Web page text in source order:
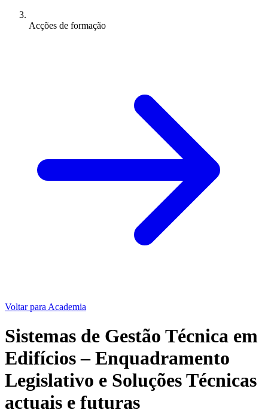
Acções de formação
Voltar para Academia
Sistemas de Gestão Técnica em
Edifícios – Enquadramento
Legislativo e Soluções Técnicas
actuais e futuras